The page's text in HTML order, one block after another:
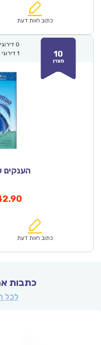
₪60.00.
הוא:
כתוב חוות דעת
10
מצוין
0 דירוגי
1 דירוגי
הענקים
₪61.00.
המחיר
הוא:
כתוב חוות דעת
כתבות
לכל